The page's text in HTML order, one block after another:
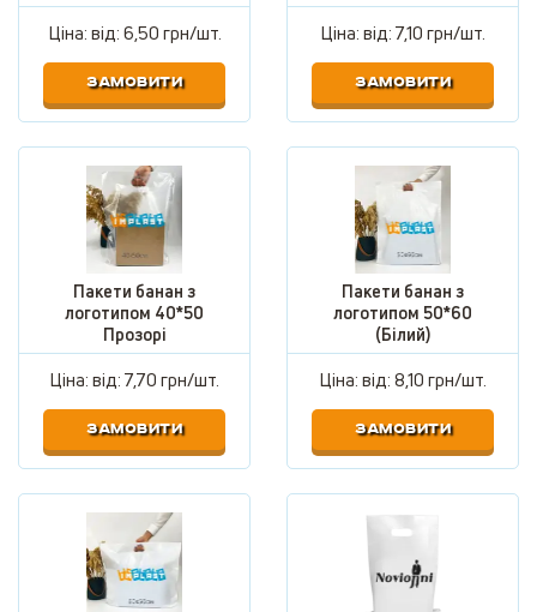
Ціна: від:6,50 грн/шт.
ЗАМОВИТИ
Ціна: від:7,10 грн/шт.
ЗАМОВИТИ
Пакети банан з
логотипом 40*50
Прозорі
Ціна: від:7,70 грн/шт.
ЗАМОВИТИ
Пакети банан з
логотипом 50*60
(Білий)
Ціна: від:8,10 грн/шт.
ЗАМОВИТИ